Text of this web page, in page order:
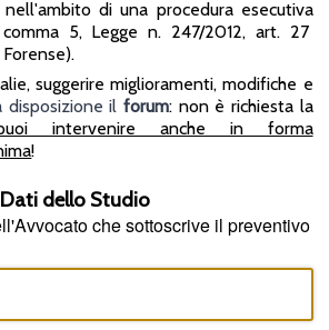
di una procedura esecutiva
5, Legge n. 247/2012, art. 27
suggerire miglioramenti, modifiche e
disposizione ilforum: non è richiesta la
intervenire anche in forma
!
Dati dello Studio
che sottoscrive il preventivo